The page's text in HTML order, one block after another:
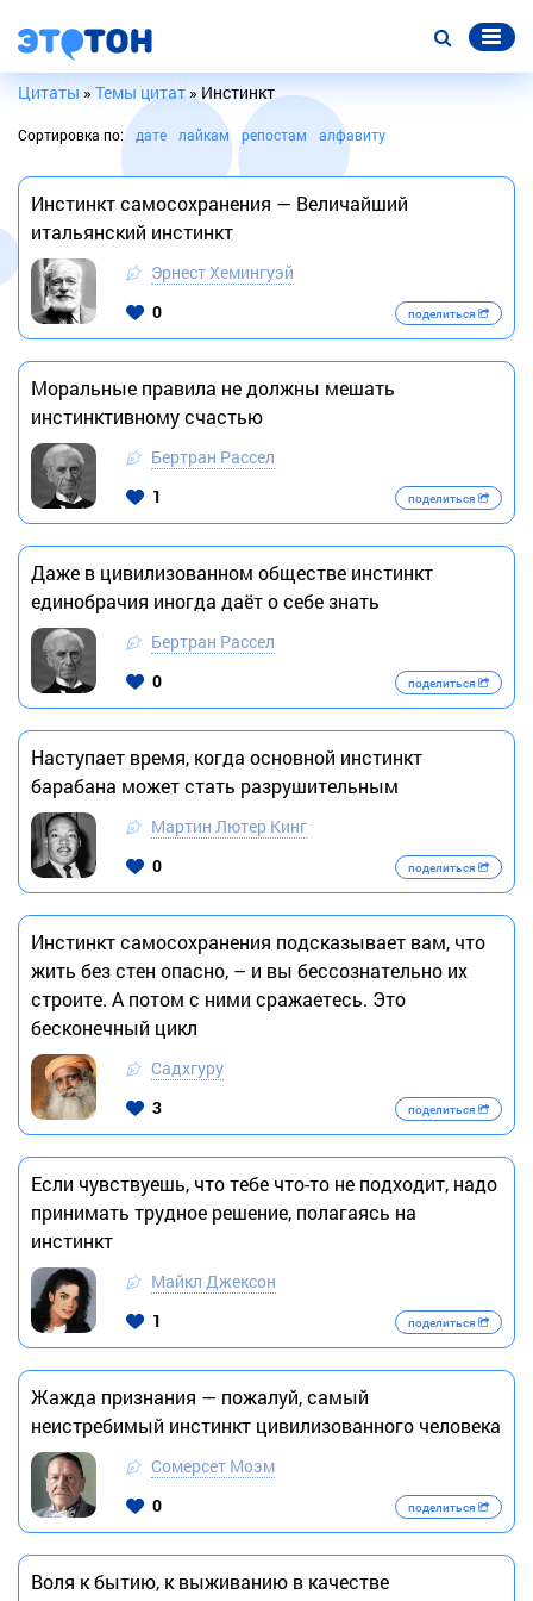
Цитаты » Темы цитат» Инстинкт
Сортировка по: дате лайкам репостам алфавиту
Инстинкт самосохранения — Величайший
итальянский инстинкт
Эрнест Хемингуэй
0
поделиться
Моральные правила не должны мешать
инстинктивному счастью
Бертран Рассел
1
поделиться
Даже в цивилизованном обществе инстинкт
единобрачия иногда даёт о себе знать
Бертран Рассел
0
поделиться
Наступает время, когда основной инстинкт
барабана может стать разрушительным
Мартин Лютер Кинг
0
поделиться
Инстинкт самосохранения подсказывает вам, что
жить без стен опасно, – и вы бессознательно их
строите. А потом с ними сражаетесь. Это
бесконечный цикл
Садхгуру
3
поделиться
Если чувствуешь, что тебе что-то не подходит, надо
принимать трудное решение, полагаясь на
инстинкт
Майкл Джексон
1
поделиться
Жажда признания — пожалуй, самый
неистребимый инстинкт цивилизованного человека
Сомерсет Моэм
0
поделиться
Воля к бытию, к выживанию в качестве